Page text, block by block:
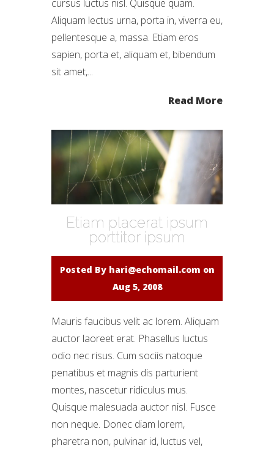
cursus luctus nisl. Quisque quam.
Aliquam lectus urna, porta in, viverra eu,
pellentesque a, massa. Etiam eros
sapien, porta et, aliquam et, bibendum
sit amet,...
Read More
Etiam placerat ipsum
porttitor ipsum
Posted By hari@echomail.com on
Aug 5, 2008
Mauris faucibus velit ac lorem. Aliquam
auctor laoreet erat. Phasellus luctus
odio nec risus. Cum sociis natoque
penatibus et magnis dis parturient
montes, nascetur ridiculus mus.
Quisque malesuada auctor nisl. Fusce
non neque. Donec diam lorem,
pharetra non, pulvinar id, luctus vel,